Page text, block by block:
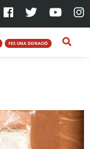
FES UNA DONACIÓ